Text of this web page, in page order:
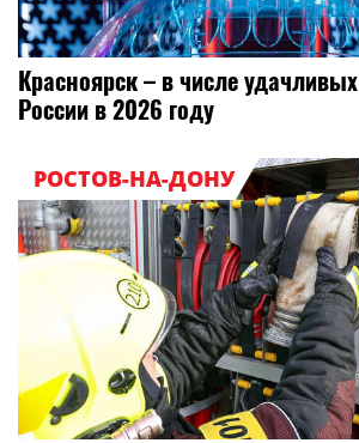
Красноярск – в числе
России в 2026 году
РОСТОВ-НА-ДОНУ